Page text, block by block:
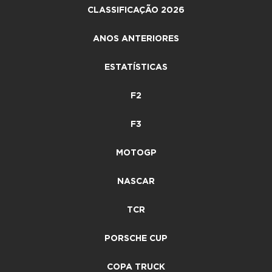
CLASSIFICAÇÃO 2026
ANOS ANTERIORES
ESTATÍSTICAS
F2
F3
MOTOGP
NASCAR
TCR
PORSCHE CUP
COPA TRUCK